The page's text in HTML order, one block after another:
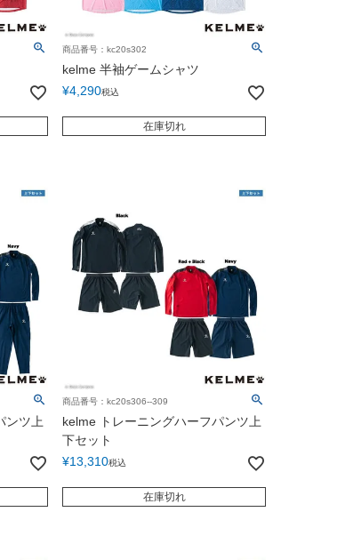
商品番号：kc20s302
kelme 半袖ゲームシャツ
¥4,290税込
在庫切れ
ンツ上
商品番号：kc20s306--309
kelme トレーニングハーフパンツ上
下セット
¥13,310税込
在庫切れ